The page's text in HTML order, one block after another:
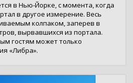
в Нью-Йорке, с момента, когда
в другое измерение. Весь
колпаком, заперев в
вырвавшихся из портала.
гостям может только
«Либра».